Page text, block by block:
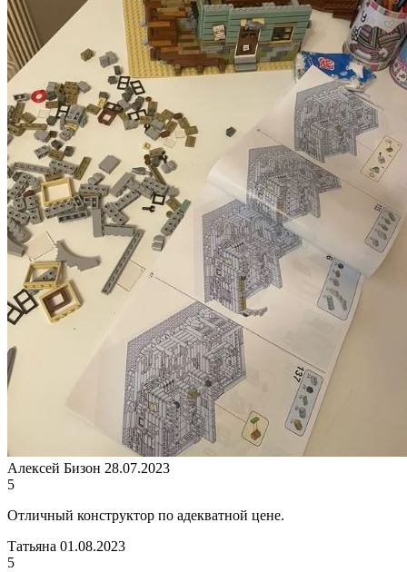
Алексей Бизон 28.07.2023
5
Отличный конструктор по адекватной цене.
Татьяна 01.08.2023
5